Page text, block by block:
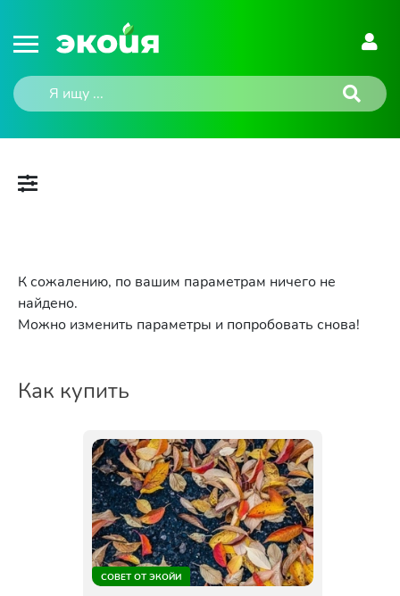
К сожалению, по вашим параметрам ничего не
найдено.
Можно изменить параметры и попробовать снова!
Как купить
СОВЕТ ОТ ЭКОЙИ